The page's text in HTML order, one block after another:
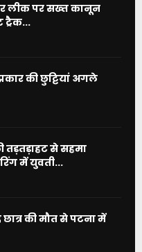
लीक पर सख्त कानून
ट्रैक...
की छुट्टियां अगले
तड़तड़ाहट से सहमा
में युवती...
की मौत से पटना में